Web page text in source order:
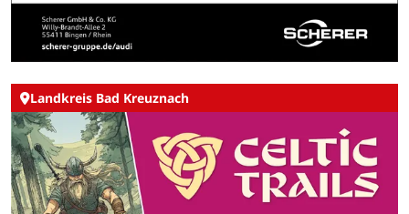
Landkreis Bad Kreuznach